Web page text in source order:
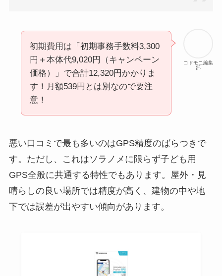
コドモニ編集
部
初期費用は「初期事務手数料3,300
円＋本体代9,020円（キャンペーン
価格）」で合計12,320円かかりま
す！月額539円とは別なので要注
意！
悪い口コミで最も多いのはGPS精度のばらつき で
す。ただし、これはソラノメに限らず子ども用
GPS全般に共通する特性でもあります。屋外・見
晴らしの良い場所では精度が高く、建物の中や地
下では誤差が出やすい傾向があります。